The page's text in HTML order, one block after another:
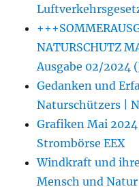
NATURSCHUTZ
Ausgabe 02/2024
Gedanken und
Naturschützers |
Grafiken Mai
Strombörse EEX
Windkraft und
Mensch und